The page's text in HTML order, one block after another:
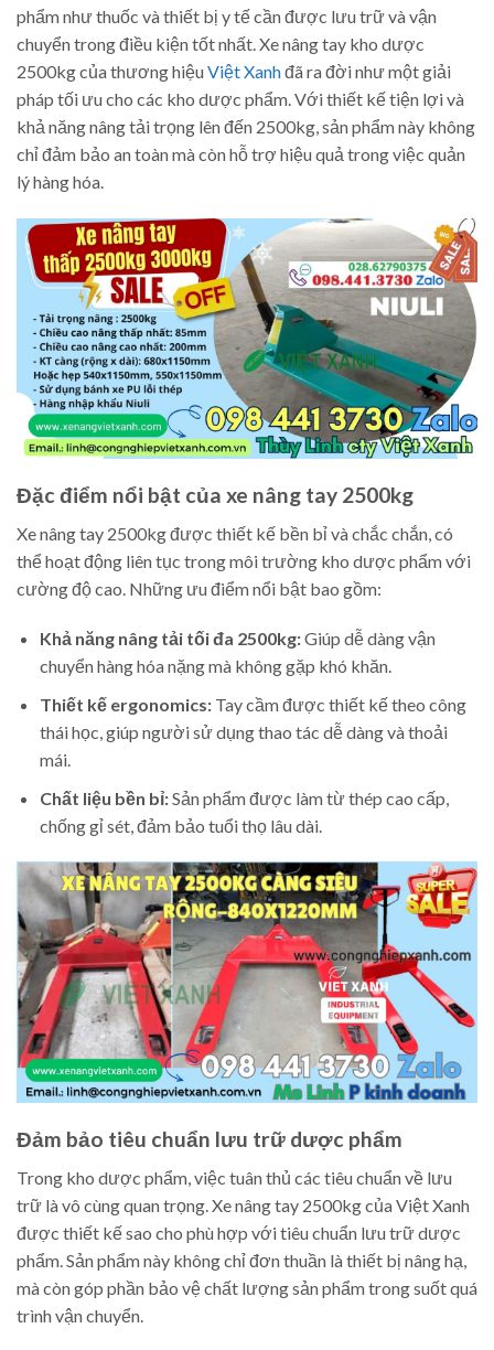
phẩm như thuốc và thiết bị y tế cần được lưu trữ và vận
chuyển trong điều kiện tốt nhất. Xe nâng tay kho dược
2500kg của thương hiệuViệt Xanhđã ra đời như một giải
pháp tối ưu cho các kho dược phẩm. Với thiết kế tiện lợi và
khả năng nâng tải trọng lên đến 2500kg, sản phẩm này không
chỉ đảm bảo an toàn mà còn hỗ trợ hiệu quả trong việc quản
lý hàng hóa.
Đặc điểm nổi bật của xe nâng tay 2500kg
Xe nâng tay 2500kg được thiết kế bền bỉ và chắc chắn, có
thể hoạt động liên tục trong môi trường kho dược phẩm với
cường độ cao. Những ưu điểm nổi bật bao gồm:
Khả năng nâng tải tối đa 2500kg:Giúp dễ dàng vận
chuyển hàng hóa nặng mà không gặp khó khăn.
Thiết kế ergonomics:Tay cầm được thiết kế theo công
thái học, giúp người sử dụng thao tác dễ dàng và thoải
mái.
Chất liệu bền bỉ:Sản phẩm được làm từ thép cao cấp,
chống gỉ sét, đảm bảo tuổi thọ lâu dài.
Đảm bảo tiêu chuẩn lưu trữ dược phẩm
Trong kho dược phẩm, việc tuân thủ các tiêu chuẩn về lưu
trữ là vô cùng quan trọng. Xe nâng tay 2500kg của Việt Xanh
được thiết kế sao cho phù hợp với tiêu chuẩn lưu trữ dược
phẩm. Sản phẩm này không chỉ đơn thuần là thiết bị nâng hạ,
mà còn góp phần bảo vệ chất lượng sản phẩm trong suốt quá
trình vận chuyển.